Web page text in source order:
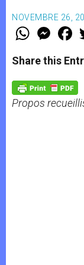
NOVEMBRE 26,
W
t
s
p
p
M
e
s
e
g
e
r
F
a
e
b
o
k
Share this
Propos